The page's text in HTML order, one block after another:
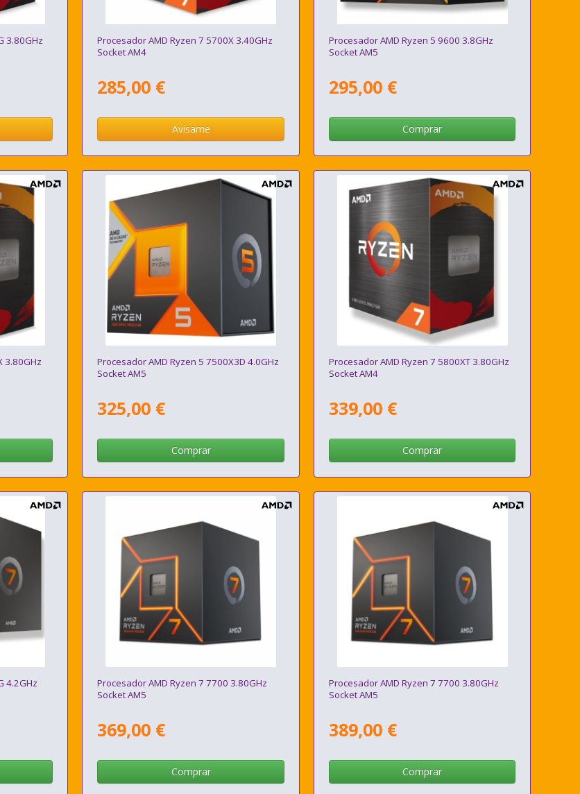
3.80GHz
Procesador AMD Ryzen 7 5700X 3.40GHz
Socket AM4
285,00 €
Avísame
Procesador AMD Ryzen 5 9600 3.8GHz
Socket AM5
295,00 €
Comprar
3.80GHz
Procesador AMD Ryzen 5 7500X3D 4.0GHz
Socket AM5
325,00 €
Comprar
Procesador AMD Ryzen 7 5800XT 3.80GHz
Socket AM4
339,00 €
Comprar
4.2GHz
Procesador AMD Ryzen 7 7700 3.80GHz
Socket AM5
369,00 €
Comprar
Procesador AMD Ryzen 7 7700 3.80GHz
Socket AM5
389,00 €
Comprar